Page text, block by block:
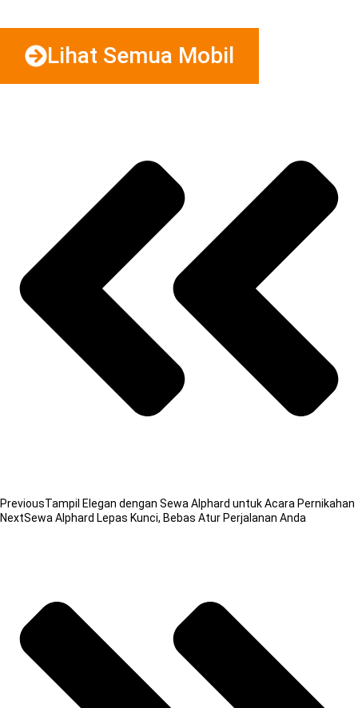
Lihat Semua Mobil
PreviousTampil Elegan dengan Sewa Alphard untuk Acara Pernikahan
NextSewa Alphard Lepas Kunci, Bebas Atur Perjalanan Anda